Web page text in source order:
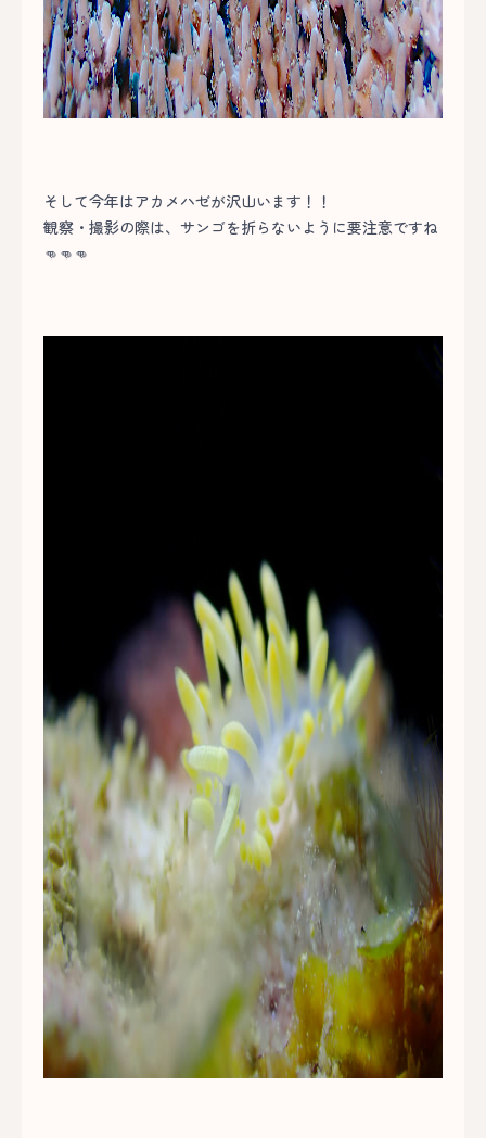
そして今年はアカメハゼが沢山います！！
観察・撮影の際は、サンゴを折らないように要注意ですね
👊👊👊